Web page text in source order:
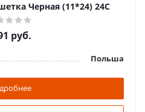
Черная (11*24) 24C
руб.
Польша